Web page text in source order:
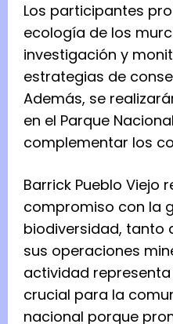
Los participantes
ecología de los
investigación y
estrategias de
Además, se
en el Parque
complementar los
Barrick Pueblo Viejo
compromiso con la
biodiversidad, tanto
sus operaciones
actividad
crucial para la
nacional porque